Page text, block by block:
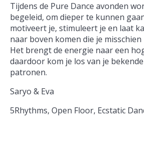
Tijdens de Pure Dance avonden
begeleid, om dieper te kunnen
motiveert je, stimuleert je en laat
naar boven komen die je
Het brengt de energie naar een
daardoor kom je los van je
patronen.
Saryo & Eva
5Rhythms, Open Floor, Ecstatic